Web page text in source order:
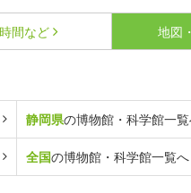
間など 地図
静岡県の博物館・科学館一
全国の博物館・科学館一覧へ